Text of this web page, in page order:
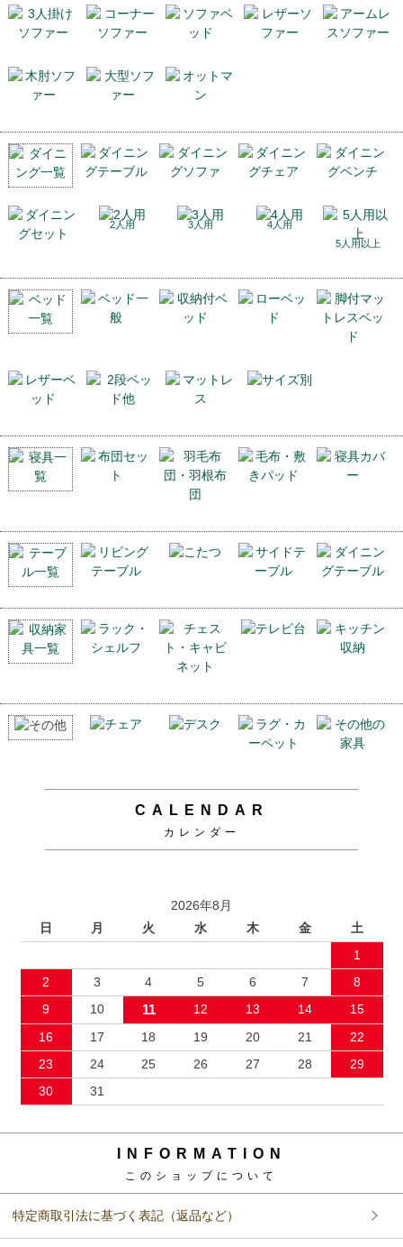
2人用 3人用
4人用
5人用以上
CALENDAR
カレンダー
2026年8月
日
月 火 水 木 金
土
1
2
3 4 5 6 7
8
9
10 11 12 13 14
15
16
17 18 19 20 21
22
23
24 25 26 27 28
29
30
31
INFORMATION
このショップについて
特定商取引法に基づく表記（返品など）